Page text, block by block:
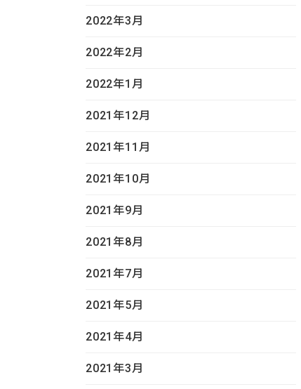
2022年3月
2022年2月
2022年1月
2021年12月
2021年11月
2021年10月
2021年9月
2021年8月
2021年7月
2021年5月
2021年4月
2021年3月